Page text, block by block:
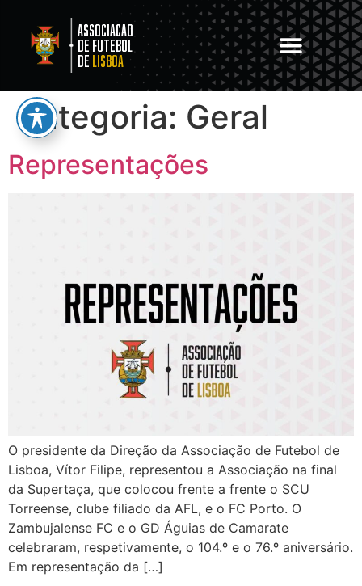
Associacao
de Futebol
de Lisboa
Categoria: Geral
Representações
O presidente da Direção da Associação de Futebol de
Lisboa, Vítor Filipe, representou a Associação na final
da Supertaça, que colocou frente a frente o SCU
Torreense, clube filiado da AFL, e o FC Porto. O
Zambujalense FC e o GD Águias de Camarate
celebraram, respetivamente, o 104.º e o 76.º aniversário.
Em representação da […]